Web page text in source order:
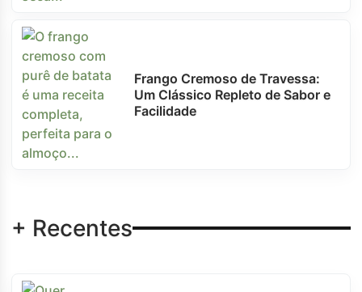
Frango Cremoso de Travessa:
Um Clássico Repleto de Sabor e
Facilidade
+ Recentes